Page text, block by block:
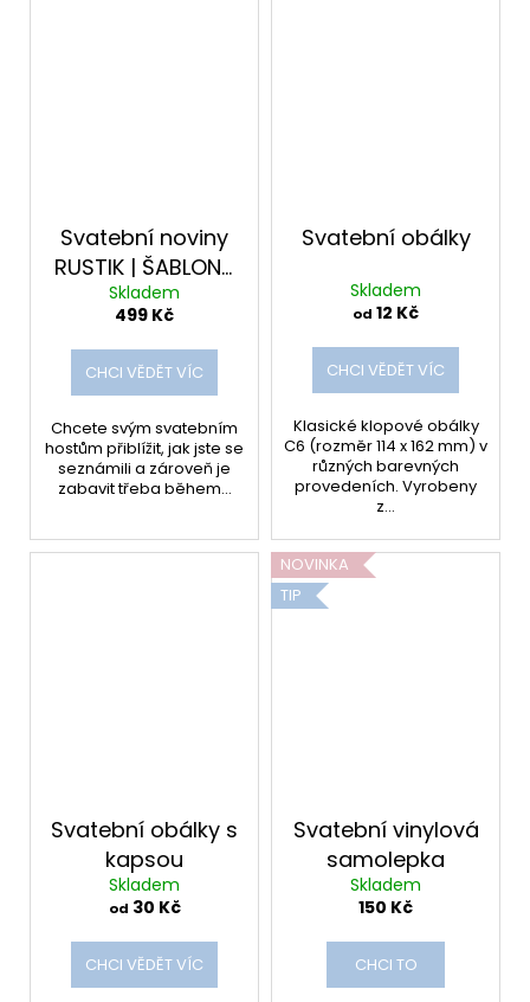
Svatební noviny
RUSTIK | ŠABLONA
v CANVĚ
Skladem
499 Kč
CHCI VĚDĚT VÍC
Chcete svým svatebním
hostům přiblížit, jak jste se
seznámili a zároveň je
zabavit třeba během...
Svatební obálky
Skladem
od 12 Kč
CHCI VĚDĚT VÍC
Klasické klopové obálky
C6 (rozměr 114 x 162 mm) v
různých barevných
provedeních. Vyrobeny
z...
Svatební obálky s
kapsou
Skladem
od 30 Kč
CHCI VĚDĚT VÍC
NOVINKA
TIP
Svatební vinylová
samolepka
Skladem
150 Kč
CHCI TO